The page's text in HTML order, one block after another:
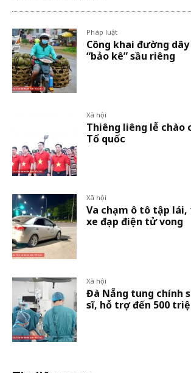
Pháp luật
Công khai đường
“bảo kê” sầu riêng
Xã hội
Thiêng liêng lễ chào
Tổ quốc
Xã hội
Va chạm ô tô tập
xe đạp điện tử vong
Xã hội
Đà Nẵng tung chính
sĩ, hỗ trợ đến 500